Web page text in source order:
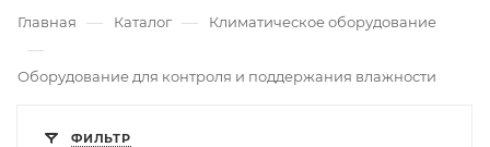
Главная — Каталог — Климатическое оборудование
—
Оборудование для контроля и поддержания влажности
ФИЛЬТР